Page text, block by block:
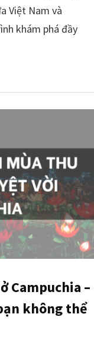
Việt Nam và
khám phá đầy
Campuchia –
không thể